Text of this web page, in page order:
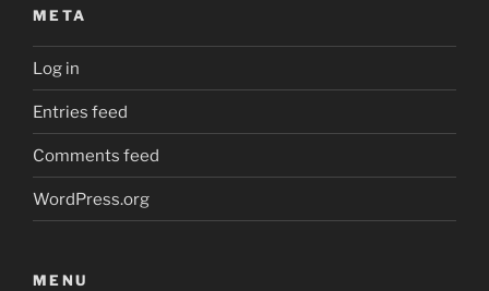
META
Log in
Entries feed
Comments feed
WordPress.org
MENU